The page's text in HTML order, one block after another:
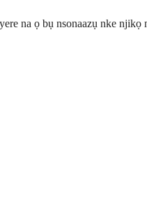
na ọ bụ nsonaazụ nke